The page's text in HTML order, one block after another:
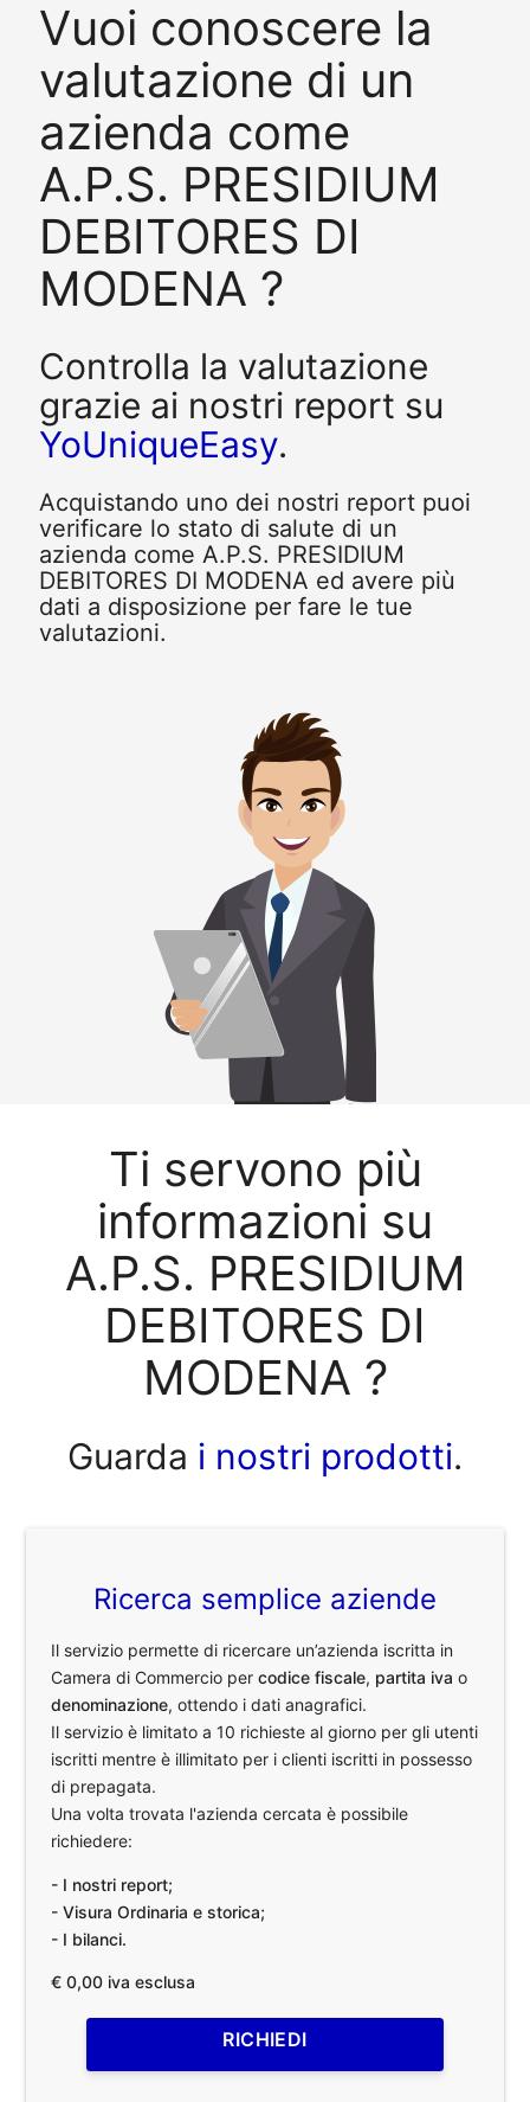
Vuoi conoscere la
valutazione di un
azienda come
A.P.S. PRESIDIUM
DEBITORES DI
MODENA ?
Controlla la valutazione
grazie ai nostri report su
YoUniqueEasy.
Acquistando uno dei nostri report puoi
verificare lo stato di salute di un
azienda come A.P.S. PRESIDIUM
DEBITORES DI MODENA ed avere più
dati a disposizione per fare le tue
valutazioni.
Ti servono più
informazioni su
A.P.S. PRESIDIUM
DEBITORES DI
MODENA ?
Guarda i nostri prodotti.
Ricerca semplice aziende
Il servizio permette di ricercare un’azienda iscritta in
Camera di Commercio percodice fiscale, partita iva o
denominazione, ottendo i dati anagrafici.
Il servizio è limitato a 10 richieste al giorno per gli utenti
iscritti mentre è illimitato per i clienti iscritti in possesso
di prepagata.
Una volta trovata l'azienda cercata è possibile
richiedere:
- I nostri report;
- Visura Ordinaria e storica;
- I bilanci.
€ 0,00 iva esclusa
RICHIEDI